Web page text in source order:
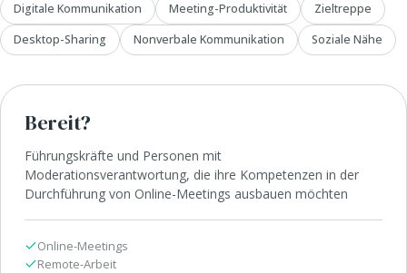
Digitale Kommunikation
Meeting-Produktivität
Zieltreppe
Desktop-Sharing
Nonverbale Kommunikation Soziale Nähe
Bereit?
Führungskräfte und Personen mit
Moderationsverantwortung, die ihre Kompetenzen in der
Durchführung von Online-Meetings ausbauen möchten
Online-Meetings
Remote-Arbeit